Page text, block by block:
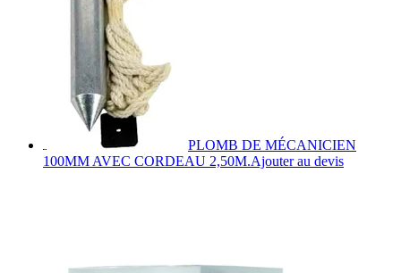
PLOMB DE MÉCANICIEN
100MM AVEC CORDEAU 2,50M.Ajouter au devis